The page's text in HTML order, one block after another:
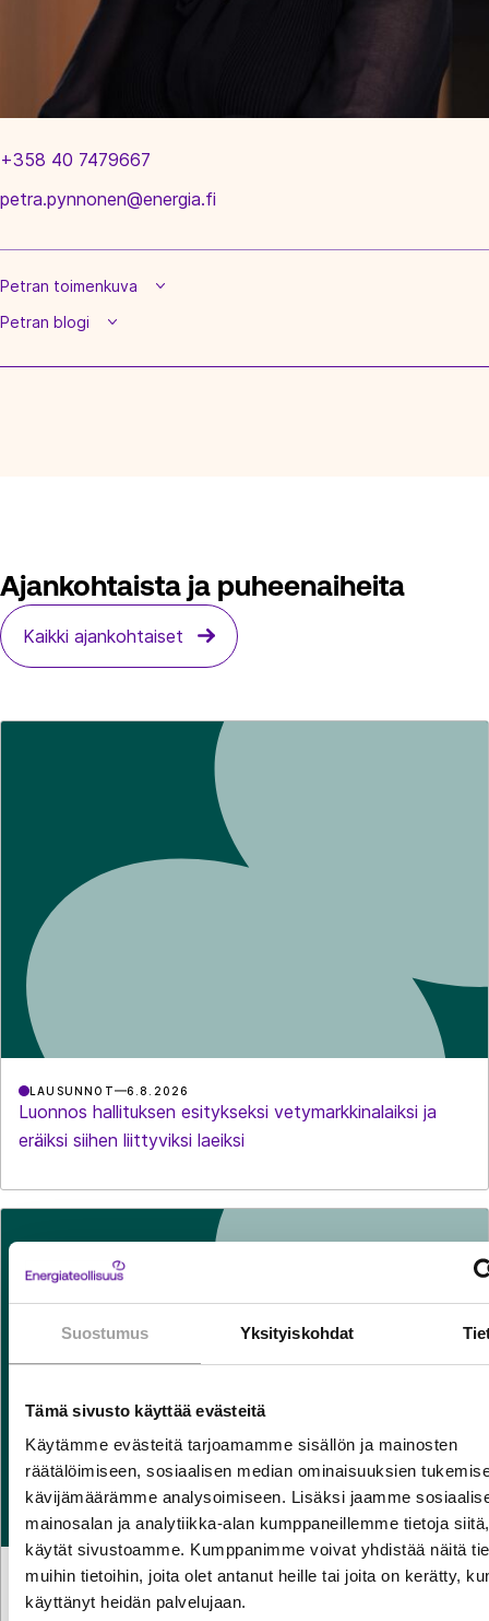
Suostumus Yksityiskohdat
Tämä sivusto käyttää evästeitä
Käytämme evästeitä tarjoamamme sisällön ja mainosten
räätälöimiseen, sosiaalisen median ominaisuuksien
kävijämäärämme analysoimiseen. Lisäksi jaamme
mainosalan ja analytiikka-alan kumppaneillemme tietoja
käytät sivustoamme. Kumppanimme voivat yhdistää näitä
muihin tietoihin, joita olet antanut heille tai joita on kerätty,
käyttänyt heidän palvelujaan.
+358 40 7479667
petra.pynnonen@energia.fi
Petran toimenkuva
Petran blogi
Ajankohtaista ja puheenaiheita
Kaikki ajankohtaiset
LAUSUNNOT 6.8.2026
Luonnos hallituksen esitykseksi vetymarkkinalaiksi ja
eräiksi siihen liittyviksi laeiksi
TILASTOT 30.7.2026
Sähkön käyttö kasvoi kesäkuussa reilun prosentin